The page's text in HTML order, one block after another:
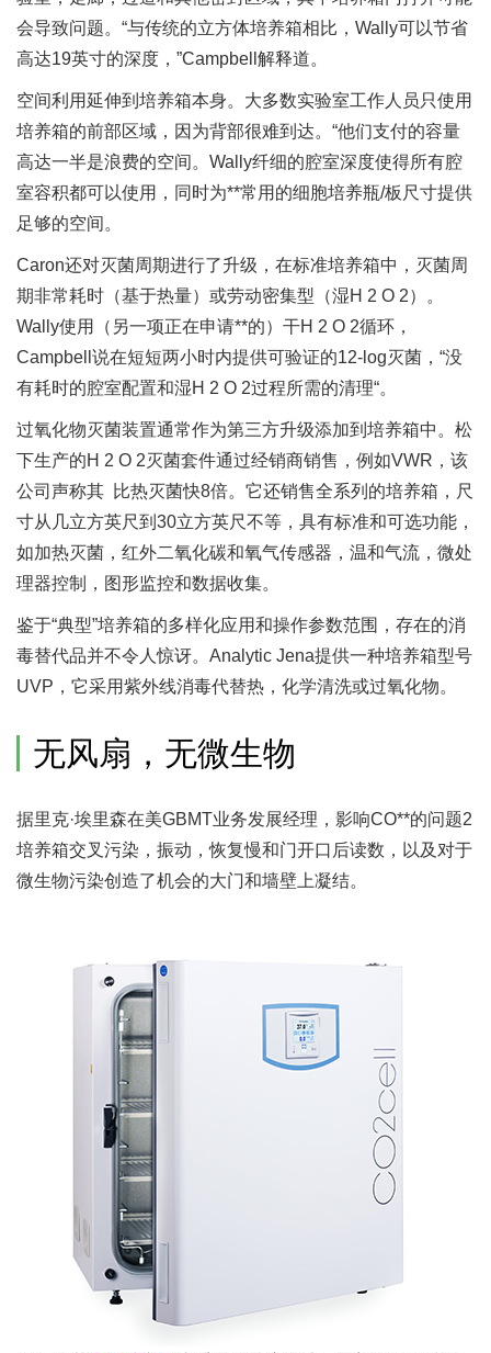
会导致问题。“与传统的立方体培养箱相比，Wally可以节省
高达19英寸的深度，”Campbell解释道。
空间利用延伸到培养箱本身。大多数实验室工作人员只使用
培养箱的前部区域，因为背部很难到达。“他们支付的容量
高达一半是浪费的空间。Wally纤细的腔室深度使得所有腔
室容积都可以使用，同时为**常用的细胞培养瓶/板尺寸提供
足够的空间。
Caron还对灭菌周期进行了升级，在标准培养箱中，灭菌周
期非常耗时（基于热量）或劳动密集型（湿H 2 O 2）。
Wally使用（另一项正在申请**的）干H 2 O 2循环，
Campbell说在短短两小时内提供可验证的12-log灭菌，“没
有耗时的腔室配置和湿H 2 O 2过程所需的清理“。
过氧化物灭菌装置通常作为第三方升级添加到培养箱中。松
下生产的H 2 O 2灭菌套件通过经销商销售，例如VWR，该
公司声称其 比热灭菌快8倍。它还销售全系列的培养箱，尺
寸从几立方英尺到30立方英尺不等，具有标准和可选功能，
如加热灭菌，红外二氧化碳和氧气传感器，温和气流，微处
理器控制，图形监控和数据收集。
鉴于“典型”培养箱的多样化应用和操作参数范围，存在的消
毒替代品并不令人惊讶。Analytic Jena提供一种培养箱型号
UVP，它采用紫外线消毒代替热，化学清洗或过氧化物。
无风扇，无微生物
据里克·埃里森在美GBMT业务发展经理，影响CO**的问题2
培养箱交叉污染，振动，恢复慢和门开口后读数，以及对于
微生物污染创造了机会的大门和墙壁上凝结。